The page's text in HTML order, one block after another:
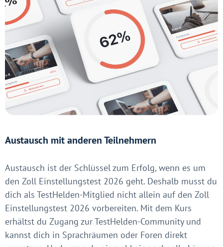
Austausch mit anderen Teilnehmern
Austausch ist der Schlüssel zum Erfolg, wenn es um
den Zoll Einstellungstest 2026 geht. Deshalb musst du
dich als TestHelden-Mitglied nicht allein auf den Zoll
Einstellungstest 2026 vorbereiten. Mit dem Kurs
erhältst du Zugang zur TestHelden-Community und
kannst dich in Sprachräumen oder Foren direkt